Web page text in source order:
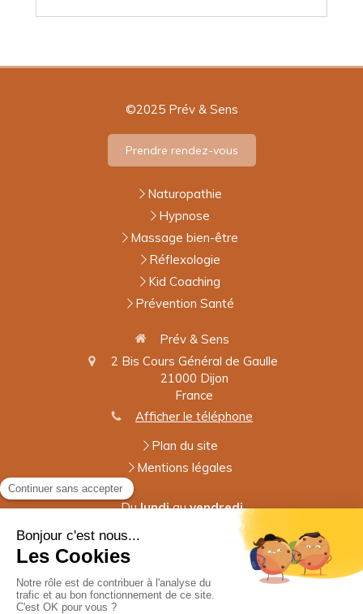
©2025 Prév & Sens
Prendre rendez-vous
Naturopathie
Hypnose
Massage bien-être
Réflexologie
Kid Coaching
Prévention Santé
Prév & Sens
2 Bis Cours Général de Gaulle
21000 Dijon
France
Afficher le téléphone
Plan du site
Mentions légales
Dulundiauvendredi
9h-12h